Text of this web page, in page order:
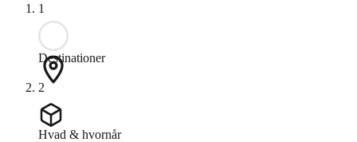
1
Destinationer
2
Hvad & hvornår